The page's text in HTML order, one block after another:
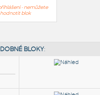
- nemůžete
hodnotit blok